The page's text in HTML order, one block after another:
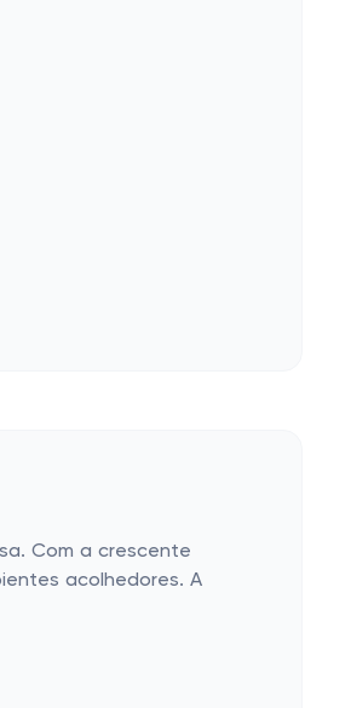
Com a crescente
acolhedores. A